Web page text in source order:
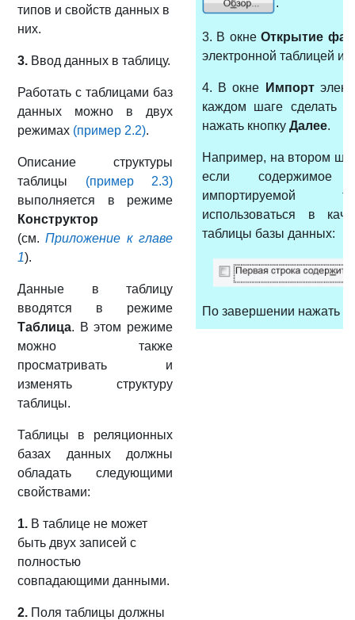
типов и свойств данных в
них.
3. Ввод данных в таблицу.
Работать с таблицами баз
данных можно в двух
режимах (пример 2.2).
Описание структуры
таблицы (пример 2.3)
выполняется в режиме
Конструктор
(см.Приложение к главе
1).
Данные в таблицу
вводятся в режиме
Таблица. В этом режиме
можно также
просматривать и
изменять структуру
таблицы.
Таблицы в реляционных
базах данных должны
обладать следующими
свойствами:
1. В таблице не может
быть двух записей с
полностью
совпадающими данными.
2. Поля таблицы должны
.
3. В окнеОткрытие
электронной таблицей и
4. В окне Импорт
каждом шаге сделать
нажать кнопку Далее.
Например, на втором
если содержимое
импортируемой
использоваться в
таблицы базы данных:
По завершении нажать